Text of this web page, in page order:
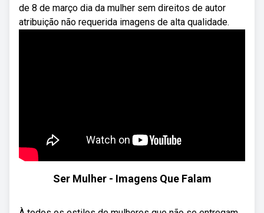
de 8 de março dia da mulher sem direitos de autor
atribuição não requerida imagens de alta qualidade.
Ser Mulher - Imagens Que Falam